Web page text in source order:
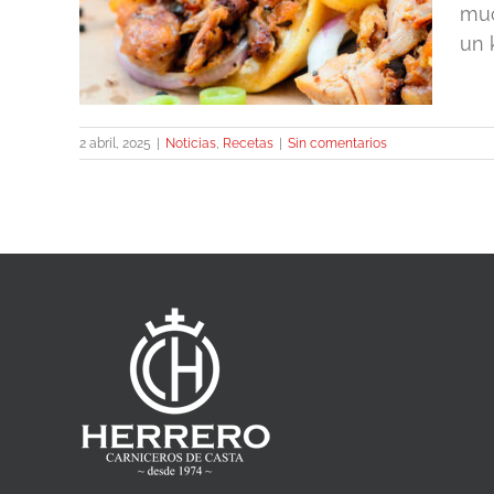
un
2 abril, 2025 Noticias, Recetas Sin comentarios